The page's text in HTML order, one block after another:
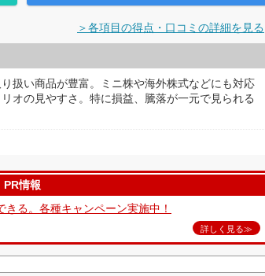
＞各項目の得点・口コミの詳細を見る
扱い商品が豊富。ミニ株や海外株式などにも対応
オの見やすさ。特に損益、騰落が一元で見られる
PR情報
る。各種キャンペーン実施中！
詳しく見る≫